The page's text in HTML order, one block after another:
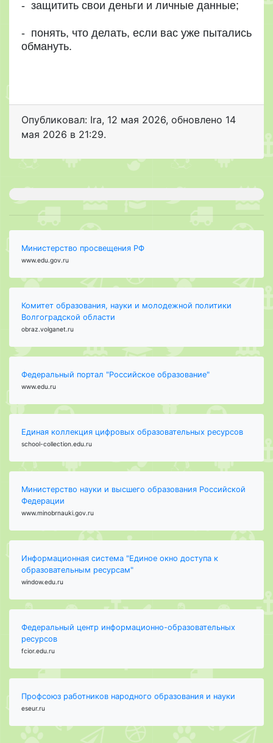
- защитить свои деньги и личные данные;
- понять, что делать, если вас уже пытались
обмануть.
Опубликовал: Ira, 12 мая 2026, обновлено 14
мая 2026 в 21:29.
Министерство просвещения РФ
www.edu.gov.ru
Комитет образования, науки и молодежной политики
Волгоградской области
obraz.volganet.ru
Федеральный портал "Российское образование"
www.edu.ru
Единая коллекция цифровых образовательных ресурсов
school-collection.edu.ru
Министерство науки и высшего образования Российской
Федерации
www.minobrnauki.gov.ru
Информационная система "Единое окно доступа к
образовательным ресурсам"
window.edu.ru
Федеральный центр информационно-образовательных
ресурсов
fcior.edu.ru
Профсоюз работников народного образования и науки
eseur.ru